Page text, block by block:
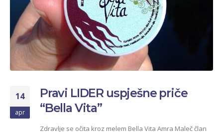
14
apr
Pravi LIDER uspješne priče
“Bella Vita”
Zdravlje se očita kroz melem Bella Vita Amra Maleč član